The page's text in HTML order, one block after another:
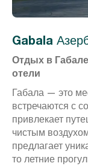
Gabala
Отдых в
отели
Габала — это
встречаются с
привлекает
чистым
предлагает
то летние